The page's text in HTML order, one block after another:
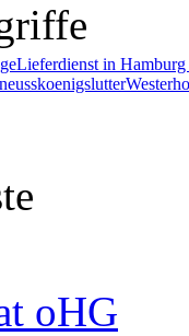
Lieferdienst in Hamburg
koenigslutter
oHG